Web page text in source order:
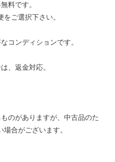
料です。
ご選択下さい。
コンディションです。
、返金対応。
のがありますが、中古品のた
合がございます。